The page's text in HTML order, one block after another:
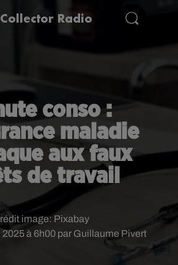
Collector Radio
conso :
maladie
aux faux
de travail
2025 à 6h00 par Guillaume Pivert
image: Pixabay